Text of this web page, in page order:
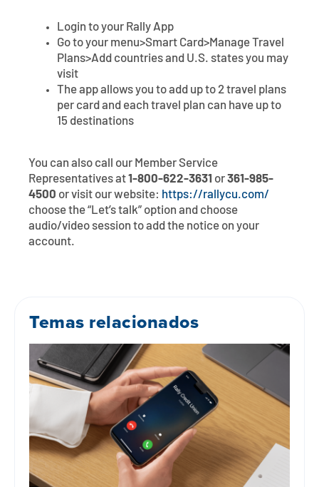
Login to your Rally App
Go to your menu>Smart Card>Manage Travel
Plans>Add countries and U.S. states you may
visit
The app allows you to add up to 2 travel plans
per card and each travel plan can have up to
15 destinations
You can also call our Member Service
Representatives at1-800-622-3631 or361-985-
4500 or visit our website: https://rallycu.com/
choose the “Let’s talk” option and choose
audio/video session to add the notice on your
account.
Temas relacionados